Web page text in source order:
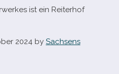
ist ein Reiterhof
2024 by Sachsens